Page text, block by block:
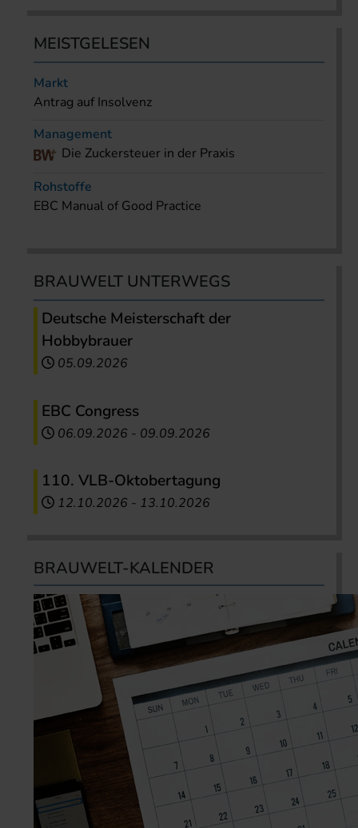
MEISTGELESEN
Markt
Antrag auf Insolvenz
Management
Die Zuckersteuer in der Praxis
Rohstoffe
EBC Manual of Good Practice
BRAUWELT UNTERWEGS
Deutsche Meisterschaft der
Hobbybrauer
05.09.2026
EBC Congress
06.09.2026 - 09.09.2026
110. VLB-Oktobertagung
12.10.2026 - 13.10.2026
BRAUWELT-KALENDER